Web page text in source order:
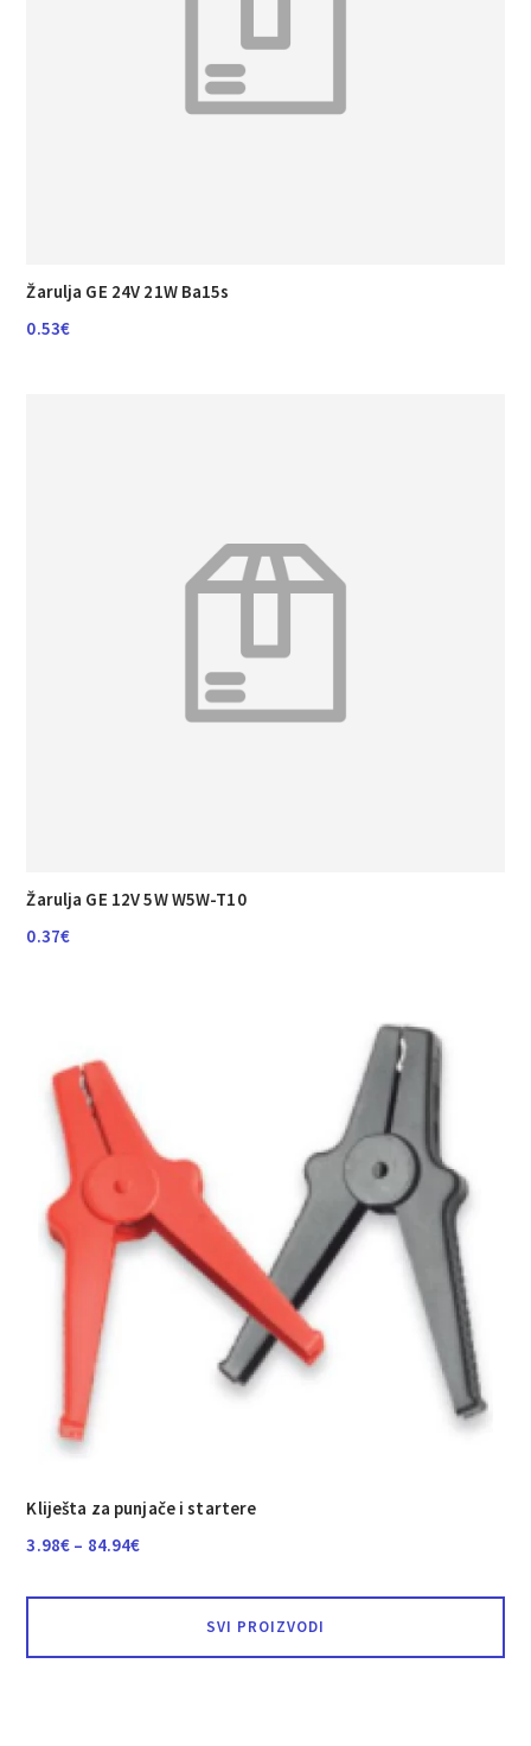
Žarulja GE 24V 21W Ba15s
0.53€
Žarulja GE 12V 5W W5W-T10
0.37€
Kliješta za punjače i startere
3.98€ – 84.94€Raspon
od
do
SVI PROIZVODI